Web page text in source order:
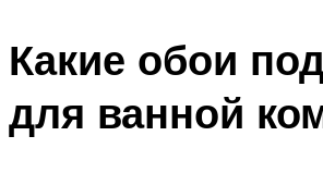
Какие обои
для ванной